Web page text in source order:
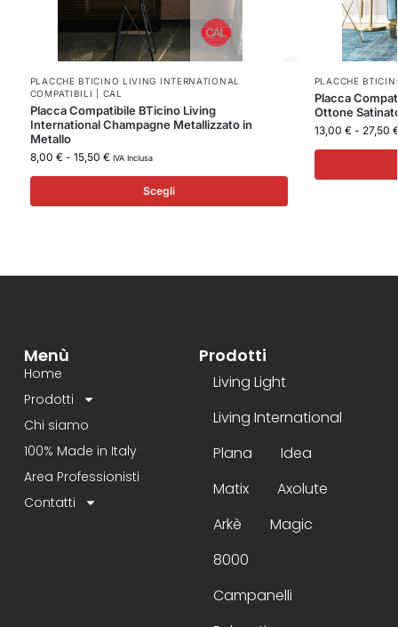
PLACCHE BTICINO LIVING INTERNATIONAL
COMPATIBILI | CAL
Placca Compatibile BTicino Living
International Champagne Metallizzato in
Metallo
8,00 € - 15,50 € IVA Inclusa
Scegli
PLACCHE
Placca
Ottone
13,00 € - 27,50
Menù
Home
Prodotti
Chi siamo
100% Made in Italy
Area Professionisti
Contatti
Prodotti
Living Light
Living International
Plana
Idea
Matix
Axolute
Arkè
Magic
8000
Campanelli